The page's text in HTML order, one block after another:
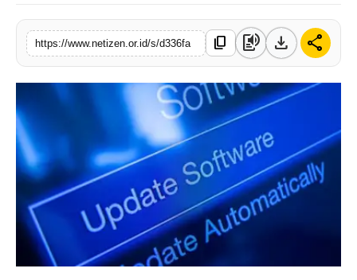
https://www.netizen.or.id/s/d336fa content_copy text_to_speech download share